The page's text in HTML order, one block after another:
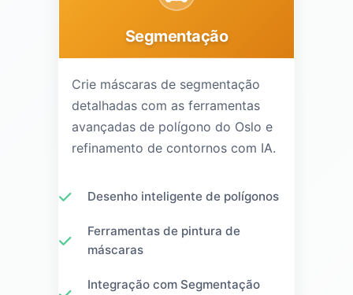
Segmentação
Crie máscaras de segmentação
detalhadas com as ferramentas
avançadas de polígono do Oslo e
refinamento de contornos com IA.
Desenho inteligente de polígonos
Ferramentas de pintura de
máscaras
Integração com Segmentação